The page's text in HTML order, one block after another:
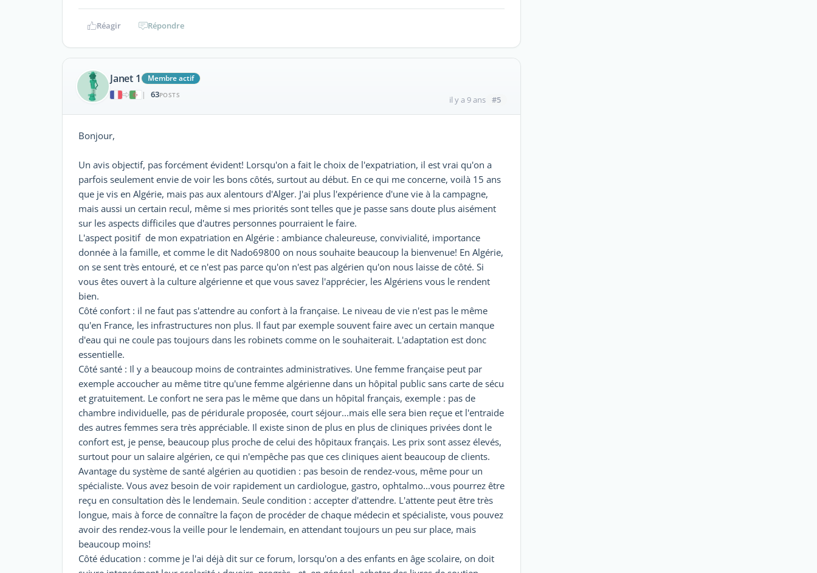
Réagir Répondre
Janet 1
Membre actif
|
63POSTS il y a 9 ans #5
Bonjour,
Un avis objectif, pas forcément évident! Lorsqu'on a fait le choix de l'expatriation, il est vrai qu'on a
parfois seulement envie de voir les bons côtés, surtout au début. En ce qui me concerne, voilà 15 ans
que je vis en Algérie, mais pas aux alentours d'Alger. J'ai plus l'expérience d'une vie à la campagne,
mais aussi un certain recul, même si mes priorités sont telles que je passe sans doute plus aisément
sur les aspects difficiles que d'autres personnes pourraient le faire.
L'aspect positif de mon expatriation en Algérie : ambiance chaleureuse, convivialité, importance
donnée à la famille, et comme le dit Nado69800 on nous souhaite beaucoup la bienvenue! En Algérie,
on se sent très entouré, et ce n'est pas parce qu'on n'est pas algérien qu'on nous laisse de côté. Si
vous êtes ouvert à la culture algérienne et que vous savez l'apprécier, les Algériens vous le rendent
bien.
Côté confort : il ne faut pas s'attendre au confort à la française. Le niveau de vie n'est pas le même
qu'en France, les infrastructures non plus. Il faut par exemple souvent faire avec un certain manque
d'eau qui ne coule pas toujours dans les robinets comme on le souhaiterait. L'adaptation est donc
essentielle.
Côté santé : Il y a beaucoup moins de contraintes administratives. Une femme française peut par
exemple accoucher au même titre qu'une femme algérienne dans un hôpital public sans carte de sécu
et gratuitement. Le confort ne sera pas le même que dans un hôpital français, exemple : pas de
chambre individuelle, pas de péridurale proposée, court séjour...mais elle sera bien reçue et l'entraide
des autres femmes sera très appréciable. Il existe sinon de plus en plus de cliniques privées dont le
confort est, je pense, beaucoup plus proche de celui des hôpitaux français. Les prix sont assez élevés,
surtout pour un salaire algérien, ce qui n'empêche pas que ces cliniques aient beaucoup de clients.
Avantage du système de santé algérien au quotidien : pas besoin de rendez-vous, même pour un
spécialiste. Vous avez besoin de voir rapidement un cardiologue, gastro, ophtalmo...vous pourrez être
reçu en consultation dès le lendemain. Seule condition : accepter d'attendre. L'attente peut être très
longue, mais à force de connaître la façon de procéder de chaque médecin et spécialiste, vous pouvez
avoir des rendez-vous la veille pour le lendemain, en attendant toujours un peu sur place, mais
beaucoup moins!
Côté éducation : comme je l'ai déjà dit sur ce forum, lorsqu'on a des enfants en âge scolaire, on doit